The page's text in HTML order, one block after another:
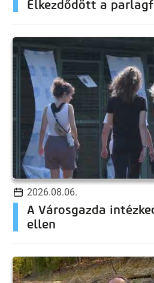
Elkezdődött a
2026.08.06.
A Városgazda
ellen